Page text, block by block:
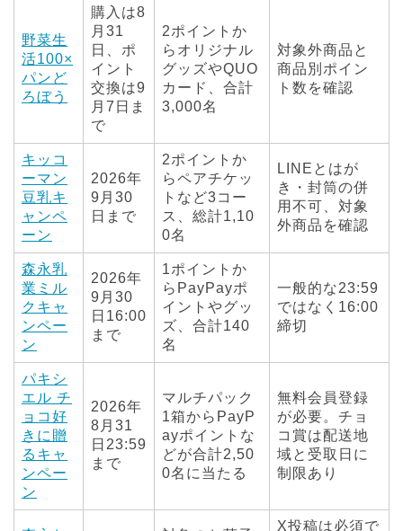
野菜生
活100×
パンど
ろぼう
購入は8
月31
日、ポ
イント
交換は9
月7日ま
で
2ポイントか
らオリジナル
グッズやQUO
カード、合計
3,000名
対象外商品と
商品別ポイン
ト数を確認
キッコ
ーマン
豆乳キ
ャンペ
ーン
2026年
9月30
日まで
2ポイントか
らペアチケッ
トなど3コー
ス、総計1,10
0名
LINEとはが
き・封筒の併
用不可、対象
外商品を確認
森永乳
業ミル
クキャ
ンペー
ン
2026年
9月30
日16:00
まで
1ポイントか
らPayPayポ
イントやグッ
ズ、合計140
名
一般的な23:59
ではなく16:00
締切
パキシ
エル チ
ョコ好
きに贈
るキャ
ンペー
ン
2026年
8月31
日23:59
まで
マルチパック
1箱からPayP
ayポイントな
どが合計2,50
0名に当たる
無料会員登録
が必要。チョ
コ賞は配送地
域と受取日に
制限あり
X投稿は必須で